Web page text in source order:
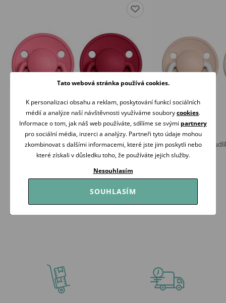
BIBS De Lux Dudlíky kaučuk kulaté 6-18m
2ks Coral/Ruby
BIBS De Lux Night
6m 2ks Blush/Vanilla
Tato webová stránka používá cookies.
K personalizaci obsahu a reklam, poskytování funkcí sociálních
médií a analýze naší návštěvnosti využíváme souborycookies.
Informace o tom, jak náš web používáte, sdílíme se svými partnery
pro sociální média, inzerci a analýzy. Partneři tyto údaje mohou
zkombinovat s dalšími informacemi, které jste jim poskytli nebo
které získali v důsledku toho, že používáte jejich služby.
Nesouhlasím
SOUHLASÍM